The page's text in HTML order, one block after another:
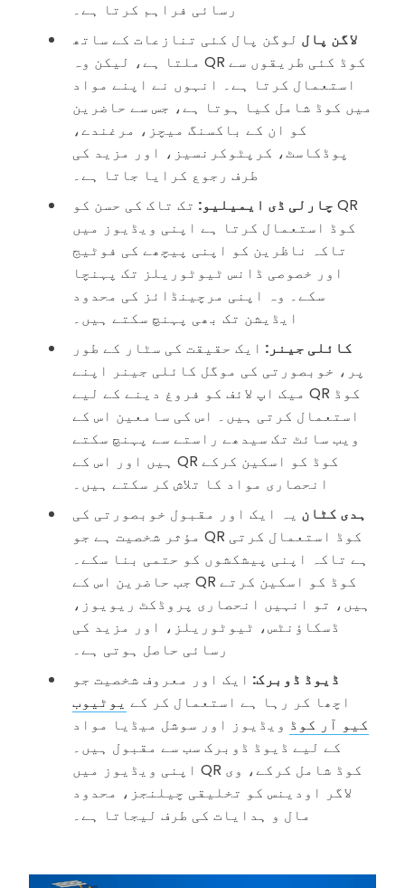
رسائی فراہم کرتا ہے۔
لاگن پال لوگن پال کئی تنازعات کے ساتھ
ملتا ہے، لیکن وہ QR کوڈ کئی طریقوں سے
استعمال کرتا ہے۔ انہوں نے اپنے مواد
میں کوڈ شامل کیا ہوتا ہے، جس سے حاضرین
کو ان کے باکسنگ میچز، مرغندے،
پوڈکاسٹ، کرپٹوکرنسیز، اور مزید کی
طرف رجوع کرایا جاتا ہے۔
چارلی ڈی ایمیلیو: تک تاک کی حسن کو QR
کوڈ استعمال کرتا ہے اپنی ویڈیوز میں
تاکہ ناظرین کو اپنی پیچھے کی فوٹیج
اور خصوصی ڈانس ٹیوٹوریلز تک پہنچا
سکے۔ وہ اپنی مرچینڈائز کی محدود
ایڈیشن تک بھی پہنچ سکتے ہیں۔
کائلی جینر: ایک حقیقت کی سٹار کے طور
پر، خوبصورتی کی موگل کائلی جینر اپنے
میک اپ لائف کو فروغ دینے کے لیے QR کوڈ
استعمال کرتی ہیں۔ اس کی سامعین اس کے
ویب سائٹ تک سیدھے راستے سے پہنچ سکتے
ہیں اور اس کے QR کوڈ کو اسکین کرکے
انحصاری مواد کا تلاش کر سکتے ہیں۔
ہدی کٹان یہ ایک اور مقبول خوبصورتی کی
مؤثر شخصیت ہے جو QR کوڈ استعمال کرتی
ہے تاکہ اپنی پیشکشوں کو حتمی بنا سکے۔
جب حاضرین اس کے QR کوڈ کو اسکین کرتے
ہیں، تو انہیں انحصاری پروڈکٹ ریویوز،
ڈسکاؤنٹس، ٹیوٹوریلز، اور مزید کی
رسائی حاصل ہوتی ہے۔
ڈیوڈ ڈوبرک: ایک اور معروف شخصیت جو
اچھا کر رہا ہے استعمال کر کے یوٹیوب
کیو آر کوڈ ویڈیوز اور سوشل میڈیا مواد
کے لیے ڈیوڈ ڈوبرک سب سے مقبول ہیں۔
اپنی ویڈیوز میں QR کوڈ شامل کرکے، وی
لاگر اودینس کو تخلیقی چیلنجز، محدود
مال و ہدایات کی طرف لیجاتا ہے۔